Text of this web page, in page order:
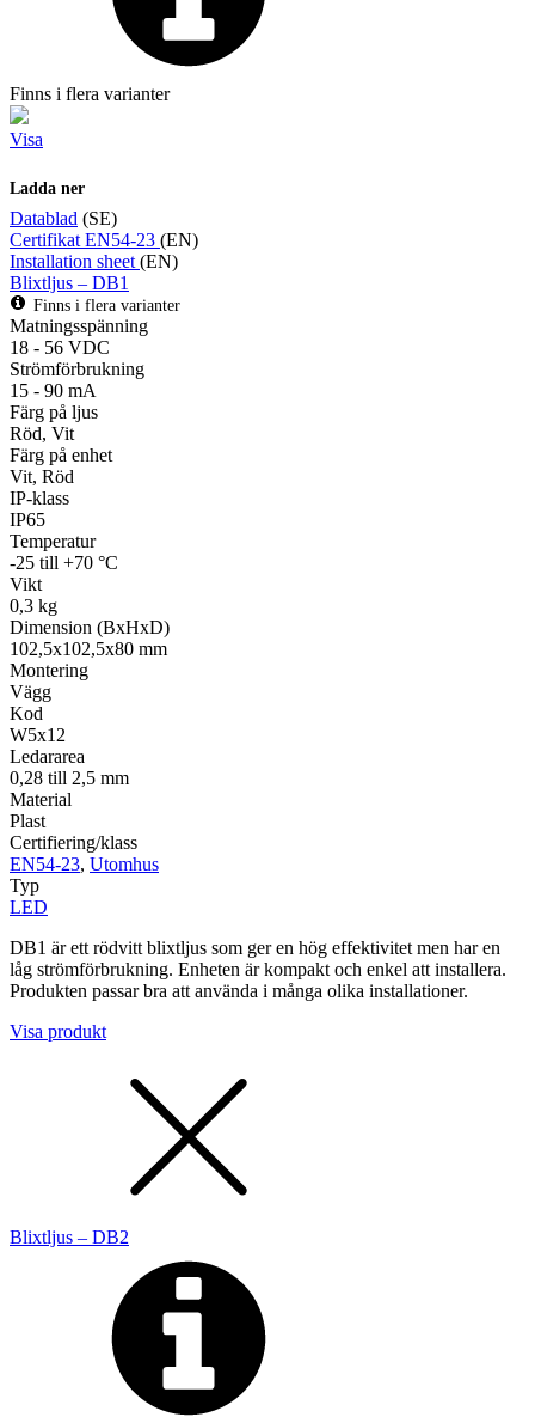
Finns i flera varianter
Visa
Ladda ner
Datablad (SE)
Certifikat EN54-23 (EN)
Installation sheet (EN)
Blixtljus – DB1
Finns i flera varianter
Matningsspänning
18 - 56 VDC
Strömförbrukning
15 - 90 mA
Färg på ljus
Röd, Vit
Färg på enhet
Vit, Röd
IP-klass
IP65
Temperatur
-25 till +70 °C
Vikt
0,3 kg
Dimension (BxHxD)
102,5x102,5x80 mm
Montering
Vägg
Kod
W5x12
Ledararea
0,28 till 2,5 mm
Material
Plast
Certifiering/klass
EN54-23, Utomhus
Typ
LED
DB1 är ett rödvitt blixtljus som ger en hög effektivitet men har en
låg strömförbrukning. Enheten är kompakt och enkel att installera.
Produkten passar bra att använda i många olika installationer.
Visa produkt
Blixtljus – DB2